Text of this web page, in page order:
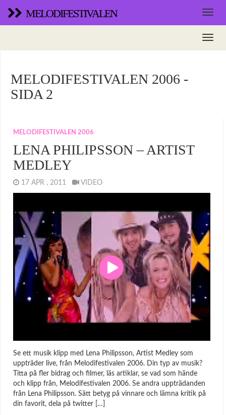
MELODIFESTIVALEN
MELODIFESTIVALEN 2006 -
SIDA 2
MELODIFESTIVALEN 2006
LENA PHILIPSSON – ARTIST
MEDLEY
17 APR , 2011 VIDEO
Se ett musik klipp med Lena Philipsson, Artist Medley som
uppträder live, från Melodifestivalen 2006. Din typ av musik?
Titta på fler bidrag och filmer, läs artiklar, se vad som hände
och klipp från, Melodifestivalen 2006. Se andra uppträdanden
från Lena Philipsson. Sätt betyg på vinnare och lämna kritik på
din favorit, dela på twitter […]